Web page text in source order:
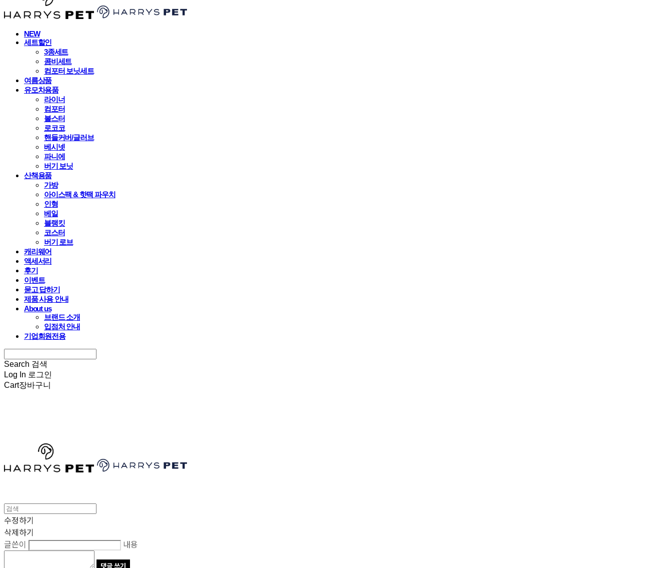
NEW
세트할인
3종세트
콤비세트
컴포터 보닛세트
여름상품
유모차용품
라이너
컴포터
볼스터
로코코
핸들커버/글러브
베시넷
파니에
버기 보닛
산책용품
가방
아이스팩 & 핫팩 파우치
인형
베일
블랭킷
코스터
버기 로브
캐리웨어
액세서리
후기
이벤트
묻고 답하기
제품 사용 안내
About us
브랜드 소개
입점처 안내
기업회원전용
Search 검색
Log In 로그인
Cart장바구니
수정하기
삭제하기
글쓴이
내용
댓글 쓰기